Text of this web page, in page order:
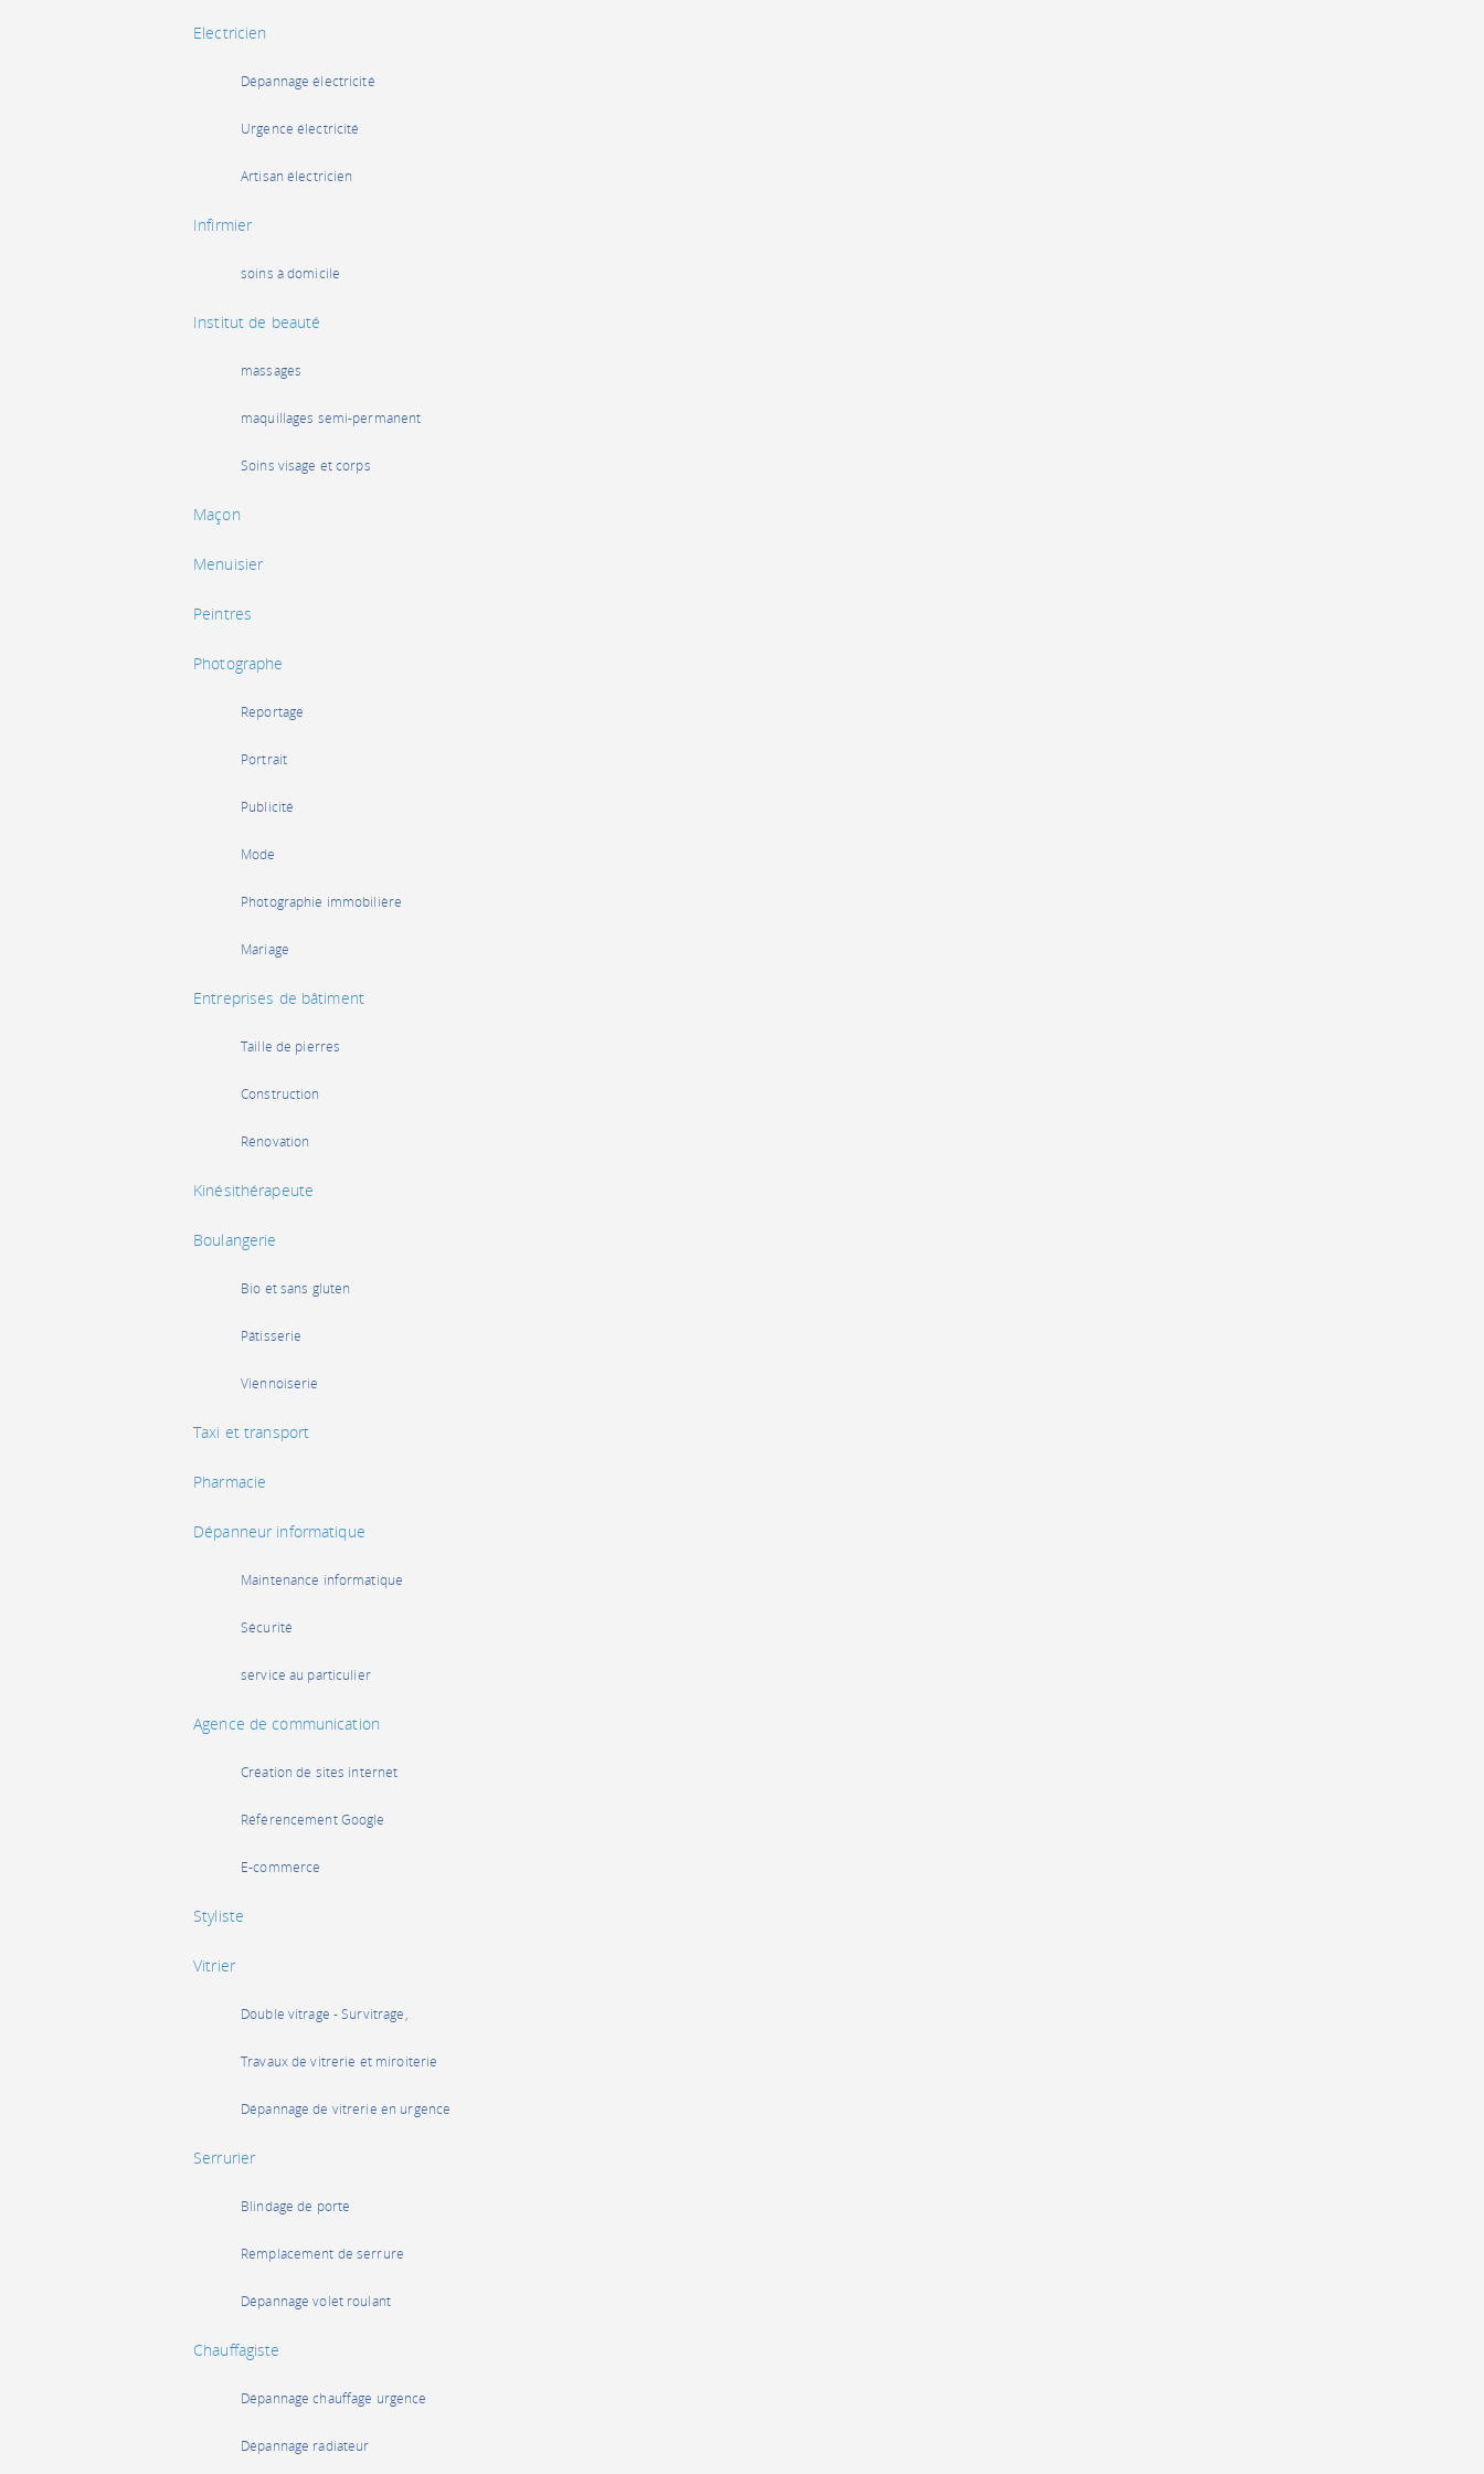
Electricien
Dépannage électricité
Urgence électricité
Artisan électricien
Infirmier
soins à domicile
Institut de beauté
massages
maquillages semi-permanent
Soins visage et corps
Maçon
Menuisier
Peintres
Photographe
Reportage
Portrait
Publicité
Mode
Photographie immobilière
Mariage
Entreprises de bâtiment
Taille de pierres
Construction
Rénovation
Kinésithérapeute
Boulangerie
Bio et sans gluten
Pâtisserie
Viennoiserie
Taxi et transport
Pharmacie
Dépanneur informatique
Maintenance informatique
Sécurité
service au particulier
Agence de communication
Création de sites internet
Référencement Google
E-commerce
Styliste
Vitrier
Double vitrage - Survitrage,
Travaux de vitrerie et miroiterie
Dépannage de vitrerie en urgence
Serrurier
Blindage de porte
Remplacement de serrure
Dépannage volet roulant
Chauffagiste
Dépannage chauffage urgence
Dépannage radiateur